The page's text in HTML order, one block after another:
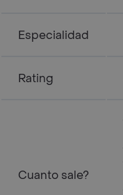
Especialidad
Rating
Cuanto sale?